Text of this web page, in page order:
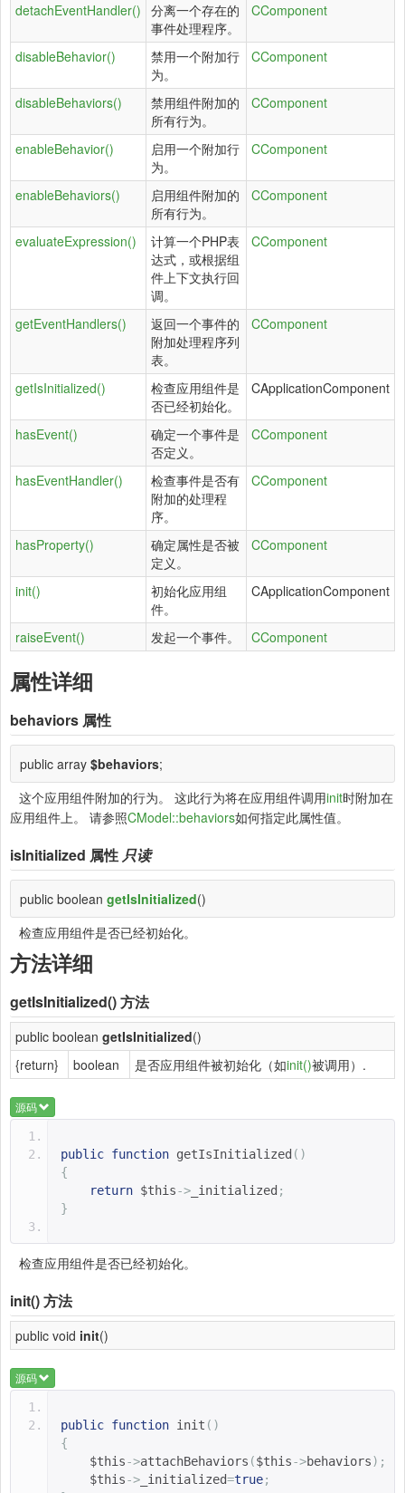
detachEventHandler() 分离一个存在的
事件处理程序。
CComponent
disableBehavior()
禁用一个附加行
为。
CComponent
disableBehaviors()
禁用组件附加的
所有行为。
CComponent
enableBehavior()
启用一个附加行
为。
CComponent
enableBehaviors()
启用组件附加的
所有行为。
CComponent
evaluateExpression()
计算一个PHP表
达式，或根据组
件上下文执行回
调。
CComponent
getEventHandlers()
返回一个事件的
附加处理程序列
表。
CComponent
getIsInitialized()
检查应用组件是
否已经初始化。
CApplicationComponent
hasEvent()
确定一个事件是
否定义。
CComponent
hasEventHandler()
检查事件是否有
附加的处理程
序。
CComponent
hasProperty()
确定属性是否被
定义。
CComponent
init()
初始化应用组
件。
CApplicationComponent
raiseEvent() 发起一个事件。 CComponent
属性详细
behaviors 属性
public array $behaviors;
这个应用组件附加的行为。 这此行为将在应用组件调用init时附加在
应用组件上。 请参照CModel::behaviors如何指定此属性值。
isInitialized 属性 只读
public boolean getIsInitialized()
检查应用组件是否已经初始化。
方法详细
getIsInitialized()方法
public boolean getIsInitialized()
{return}
boolean 是否应用组件被初始化（如init()被调用）.
源码
public function getIsInitialized ()
{
return $this-> _initialized ;
}
检查应用组件是否已经初始化。
init()方法
public void init()
源码
public function init ()
{
$this->attachBehaviors ($this->behaviors);
$this-> _initialized=true;